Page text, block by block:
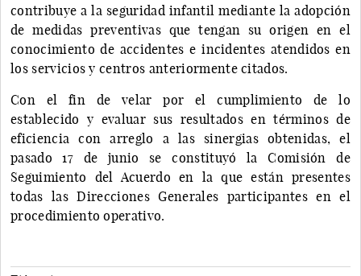
contribuye a la seguridad infantil mediante la adopción
de medidas preventivas que tengan su origen en el
conocimiento de accidentes e incidentes atendidos en
los servicios y centros anteriormente citados.
Con el fin de velar por el cumplimiento de lo
establecido y evaluar sus resultados en términos de
eficiencia con arreglo a las sinergias obtenidas, el
pasado 17 de junio se constituyó la Comisión de
Seguimiento del Acuerdo en la que están presentes
todas las Direcciones Generales participantes en el
procedimiento operativo.